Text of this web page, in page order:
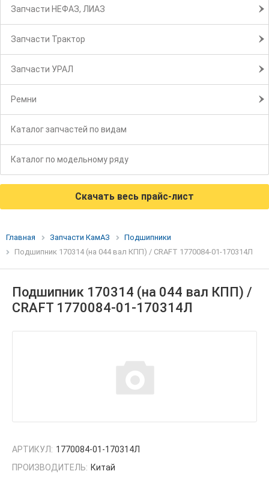
Запчасти НЕФАЗ, ЛИАЗ
Запчасти Трактор
Запчасти УРАЛ
Ремни
Каталог запчастей по видам
Каталог по модельному ряду
Скачать весь прайс-лист
Главная Запчасти КамАЗ
Подшипники
Подшипник 170314 (на 044 вал КПП) / CRAFT 1770084-01-170314Л
Подшипник 170314 (на 044 вал КПП) /
CRAFT 1770084-01-170314Л
АРТИКУЛ: 1770084-01-170314Л
ПРОИЗВОДИТЕЛЬ: Китай